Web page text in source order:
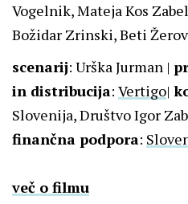
Vogelnik, Mateja Kos
Božidar Zrinski, Beti
scenarij: Urška Jurman |
in distribucija: Vertigo|
Slovenija, Društvo Igor
finančna podpora:
več o filmu